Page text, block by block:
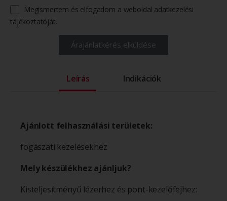
Megismertem és elfogadom a weboldal adatkezelési
tájékoztatóját.
Árajánlatkérés elküldése
Leírás Indikációk
Ajánlott felhasználási területek:
fogászati kezelésekhez
Mely készülékhez ajánljuk?
Kisteljesítményű lézerhez és pont-kezelőfejhez: